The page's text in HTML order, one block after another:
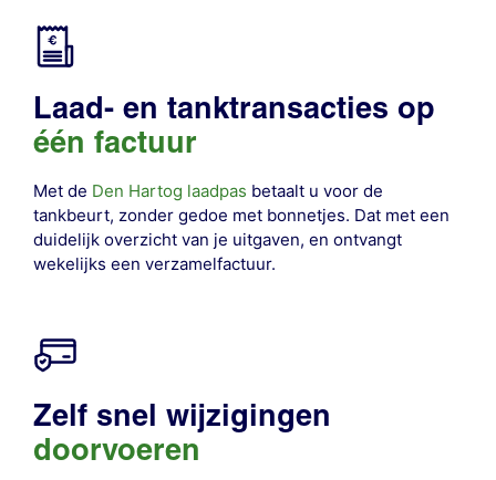
Laad- en tanktransacties op
één factuur
Met de Den Hartog laadpas betaalt u voor de
tankbeurt, zonder gedoe met bonnetjes. Dat met een
duidelijk overzicht van je uitgaven, en ontvangt
wekelijks een verzamelfactuur.
Zelf snel wijzigingen
doorvoeren